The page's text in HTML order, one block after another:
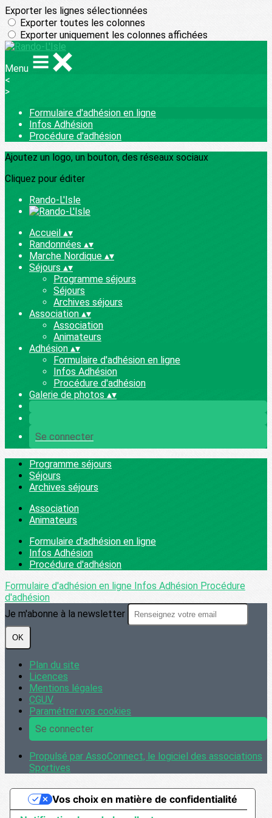
Exporter les lignes sélectionnées
Exporter toutes les colonnes
Exporter uniquement les colonnes affichées
Menu
<
>
Formulaire d'adhésion en ligne
Infos Adhésion
Procédure d'adhésion
Ajoutez un logo, un bouton, des réseaux sociaux
Cliquez pour éditer
Rando-L'Isle
Accueil ▴▾
Randonnées ▴▾
Marche Nordique ▴▾
Séjours ▴▾
Programme séjours
Séjours
Archives séjours
Association ▴▾
Association
Animateurs
Adhésion ▴▾
Formulaire d'adhésion en ligne
Infos Adhésion
Procédure d'adhésion
Galerie de photos ▴▾
Se connecter
Programme séjours
Séjours
Archives séjours
Association
Animateurs
Formulaire d'adhésion en ligne
Infos Adhésion
Procédure d'adhésion
Formulaire d'adhésion en ligne Infos Adhésion Procédure
d'adhésion
Je m'abonne à la newsletter
OK
Plan du site
Licences
Mentions légales
CGUV
Paramétrer vos cookies
Se connecter
Propulsé par AssoConnect, le logiciel des associations
Sportives
Vos choix en matière de confidentialité